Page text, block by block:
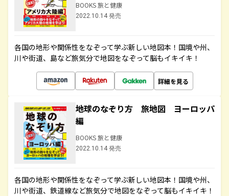
BOOKS 旅と健康
2022.10.14 発売
各国の地形や関係性をなぞって学ぶ新しい地図本！国境や州、
川や街道、島など旅気分で地図をなぞって脳もイキイキ！
詳細を見る
地球のなぞり方 旅地図 ヨーロッパ
編
BOOKS 旅と健康
2022.10.14 発売
各国の地形や関係性をなぞって学ぶ新しい地図本！国境や州、
川や街道、鉄道線など旅気分で地図をなぞって脳もイキイキ！